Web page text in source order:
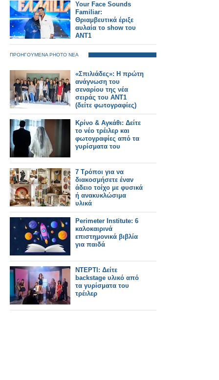
Your Face Sounds
Familiar:
Θριαμβευτικά έριξε
αυλαία το show του
ΑΝΤ1
ΠΡΟΗΓΟΥΜΕΝΑ PHOTO ΝΕΑ
«Σπιλιάδες»: Η πρώτη
ανάγνωση του
σεναρίου της νέα
σειράς του ΑΝΤ1
(δείτε φωτογραφίες)
Κρίνο & Αγκάθι: Δείτε
το νέο τρέιλερ και
φωτογραφίες από τα
γυρίσματα του
7 Τρόποι για να
διακοσμήσετε έναν
άδειο τοίχο με φυσικά
ή ανακυκλώσιμα
υλικά
Perimeter Institute: 6
καλοκαιρινά
επιστημονικά βιβλία
για παιδά
ΝΤΕΡΤΙ: Δείτε
backstage υλικό από
τα γυρίσματα του
τρέιλερ